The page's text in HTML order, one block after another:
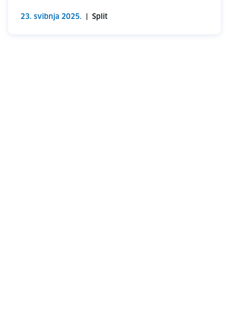
23. svibnja 2025. Split